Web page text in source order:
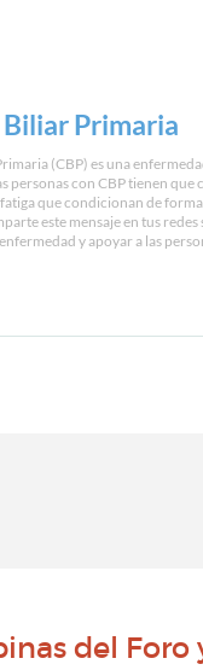
Primaria
(CBP) es una
personas con CBP tienen
que condicionan de
este mensaje en tus redes
y apoyar a las
del Foro